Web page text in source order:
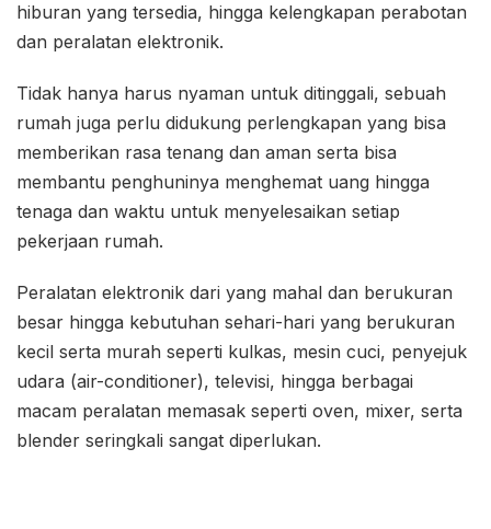
hiburan yang tersedia, hingga kelengkapan perabotan
dan peralatan elektronik.
Tidak hanya harus nyaman untuk ditinggali, sebuah
rumah juga perlu didukung perlengkapan yang bisa
memberikan rasa tenang dan aman serta bisa
membantu penghuninya menghemat uang hingga
tenaga dan waktu untuk menyelesaikan setiap
pekerjaan rumah.
Peralatan elektronik dari yang mahal dan berukuran
besar hingga kebutuhan sehari-hari yang berukuran
kecil serta murah seperti kulkas, mesin cuci, penyejuk
udara (air-conditioner), televisi, hingga berbagai
macam peralatan memasak seperti oven, mixer, serta
blender seringkali sangat diperlukan.